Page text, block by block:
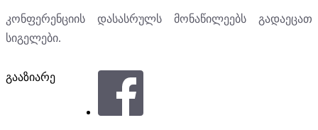
კონფერენციის დასასრულს მონაწილეებს გადაეცათ
სიგელები.
გააზიარე